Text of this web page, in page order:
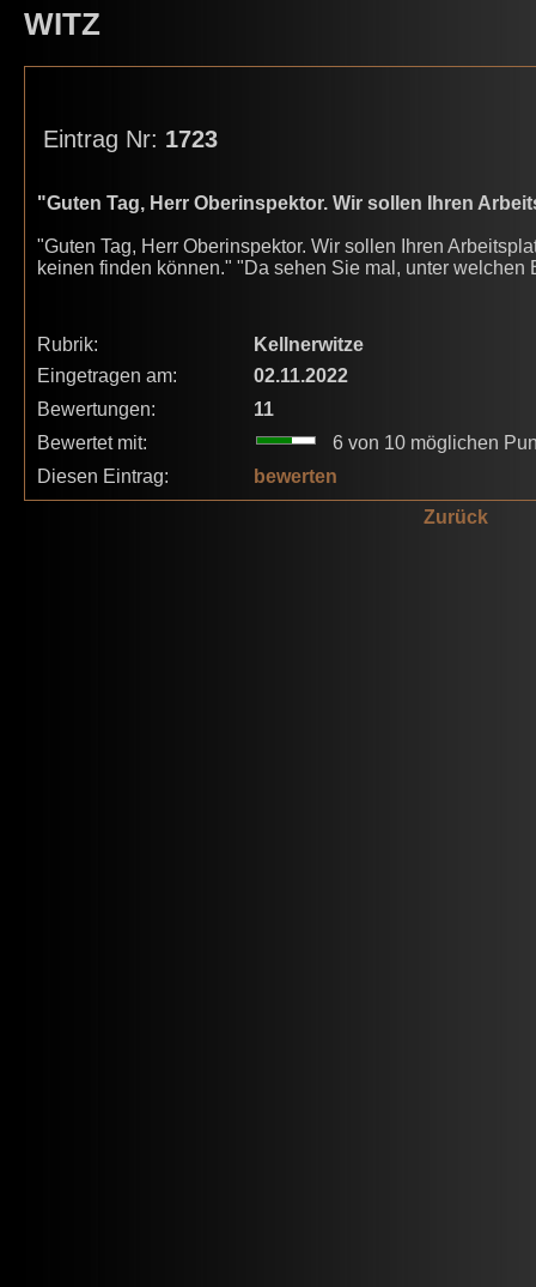
WITZ
Eintrag Nr: 1723
"Guten Tag, Herr Oberinspektor. Wir sollen Ihren
"Guten Tag, Herr Oberinspektor. Wir sollen Ihren
keinen finden können." "Da sehen Sie mal, unter
Rubrik:
Kellnerwitze
Eingetragen am:
02.11.2022
Bewertungen:
11
Bewertet mit:
6 von 10 möglichen
Diesen Eintrag:
bewerten
Zurück